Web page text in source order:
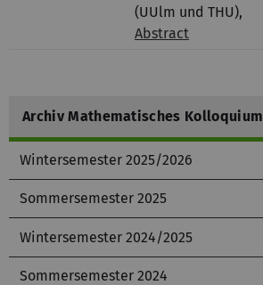
(UUlm und THU),
Abstract
Archiv Mathematisches Kolloquium
Wintersemester 2025/2026
Sommersemester 2025
Wintersemester 2024/2025
Sommersemester 2024